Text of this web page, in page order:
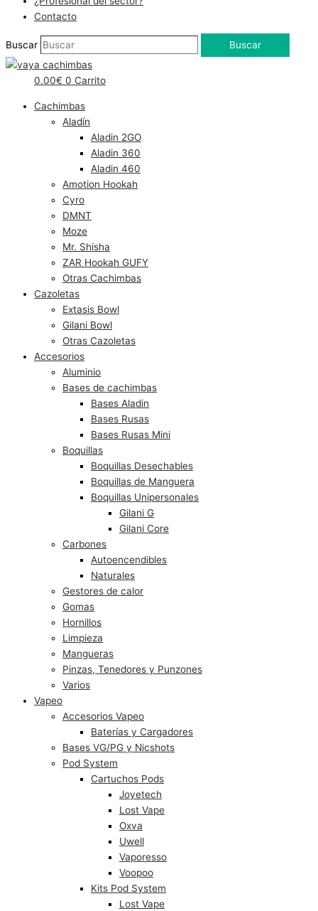
Contacto
Buscar Buscar
0.00€ 0 Carrito
Cachimbas
Aladín
Aladin 2GO
Aladin 360
Aladin 460
Amotion Hookah
Cyro
DMNT
Moze
Mr. Shisha
ZAR Hookah GUFY
Otras Cachimbas
Cazoletas
Extasis Bowl
Gilani Bowl
Otras Cazoletas
Accesorios
Aluminio
Bases de cachimbas
Bases Aladin
Bases Rusas
Bases Rusas Mini
Boquillas
Boquillas Desechables
Boquillas de Manguera
Boquillas Unipersonales
Gilani G
Gilani Core
Carbones
Autoencendibles
Naturales
Gestores de calor
Gomas
Hornillos
Limpieza
Mangueras
Pinzas, Tenedores y Punzones
Varios
Vapeo
Accesorios Vapeo
Baterías y Cargadores
Bases VG/PG y Nicshots
Pod System
Cartuchos Pods
Joyetech
Lost Vape
Oxva
Uwell
Vaporesso
Voopoo
Kits Pod System
Lost Vape